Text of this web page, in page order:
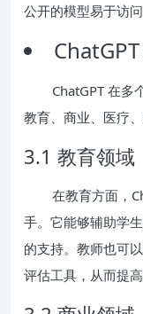
公开的模型易于访
ChatGPT 在多
教育、商业、医疗
3.1 教育领域
在教育方面，
手。它能够辅助学
的支持。教师也可
评估工具，从而提高